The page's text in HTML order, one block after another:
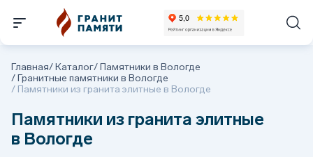
Главная/Каталог/Памятники в Вологде
/Гранитные памятники в Вологде
/ Памятники из гранита элитные в Вологде
Памятники из гранита элитные
в Вологде